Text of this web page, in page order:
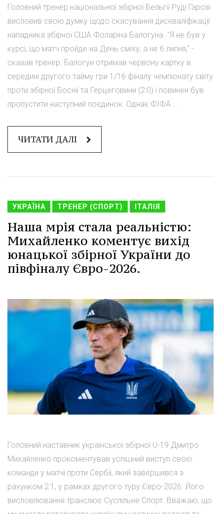
Головний тренер національної збірної Бельгії Руді Гарсія
висловив свою думку щодо скасування дискваліфікації
нападника збірної США Фоларіна Балогуна. "Я не був у
курсі, що матч пройде на День сміху, а не 6 липня," -
сказав тренер. Балогун отримав червону картку в
середині другого тайму гри 1/16 фіналу чемпіонату світу
проти збірної Боснії та Герцеговини (2:0) і повинен був
пропустити наступний поєдинок. Однак ФІФА ...
ЧИТАТИ ДАЛІ
УКРАЇНА ТРЕНЕР (СПОРТ) ІТАЛІЯ
Наша мрія стала реальністю:
Михайленко коментує вихід
юнацької збірної України до
півфіналу Євро-2026.
Головний наставник української збірної U-19 Дмитро
Михайленко прокоментував успішний виступ своєї
команди у матчі проти Сербії, який завершився з
рахунком 2:1, у рамках другого туру Євро-2026. Його
висловлювання транслює Суспільне Спорт. Вважаю, що